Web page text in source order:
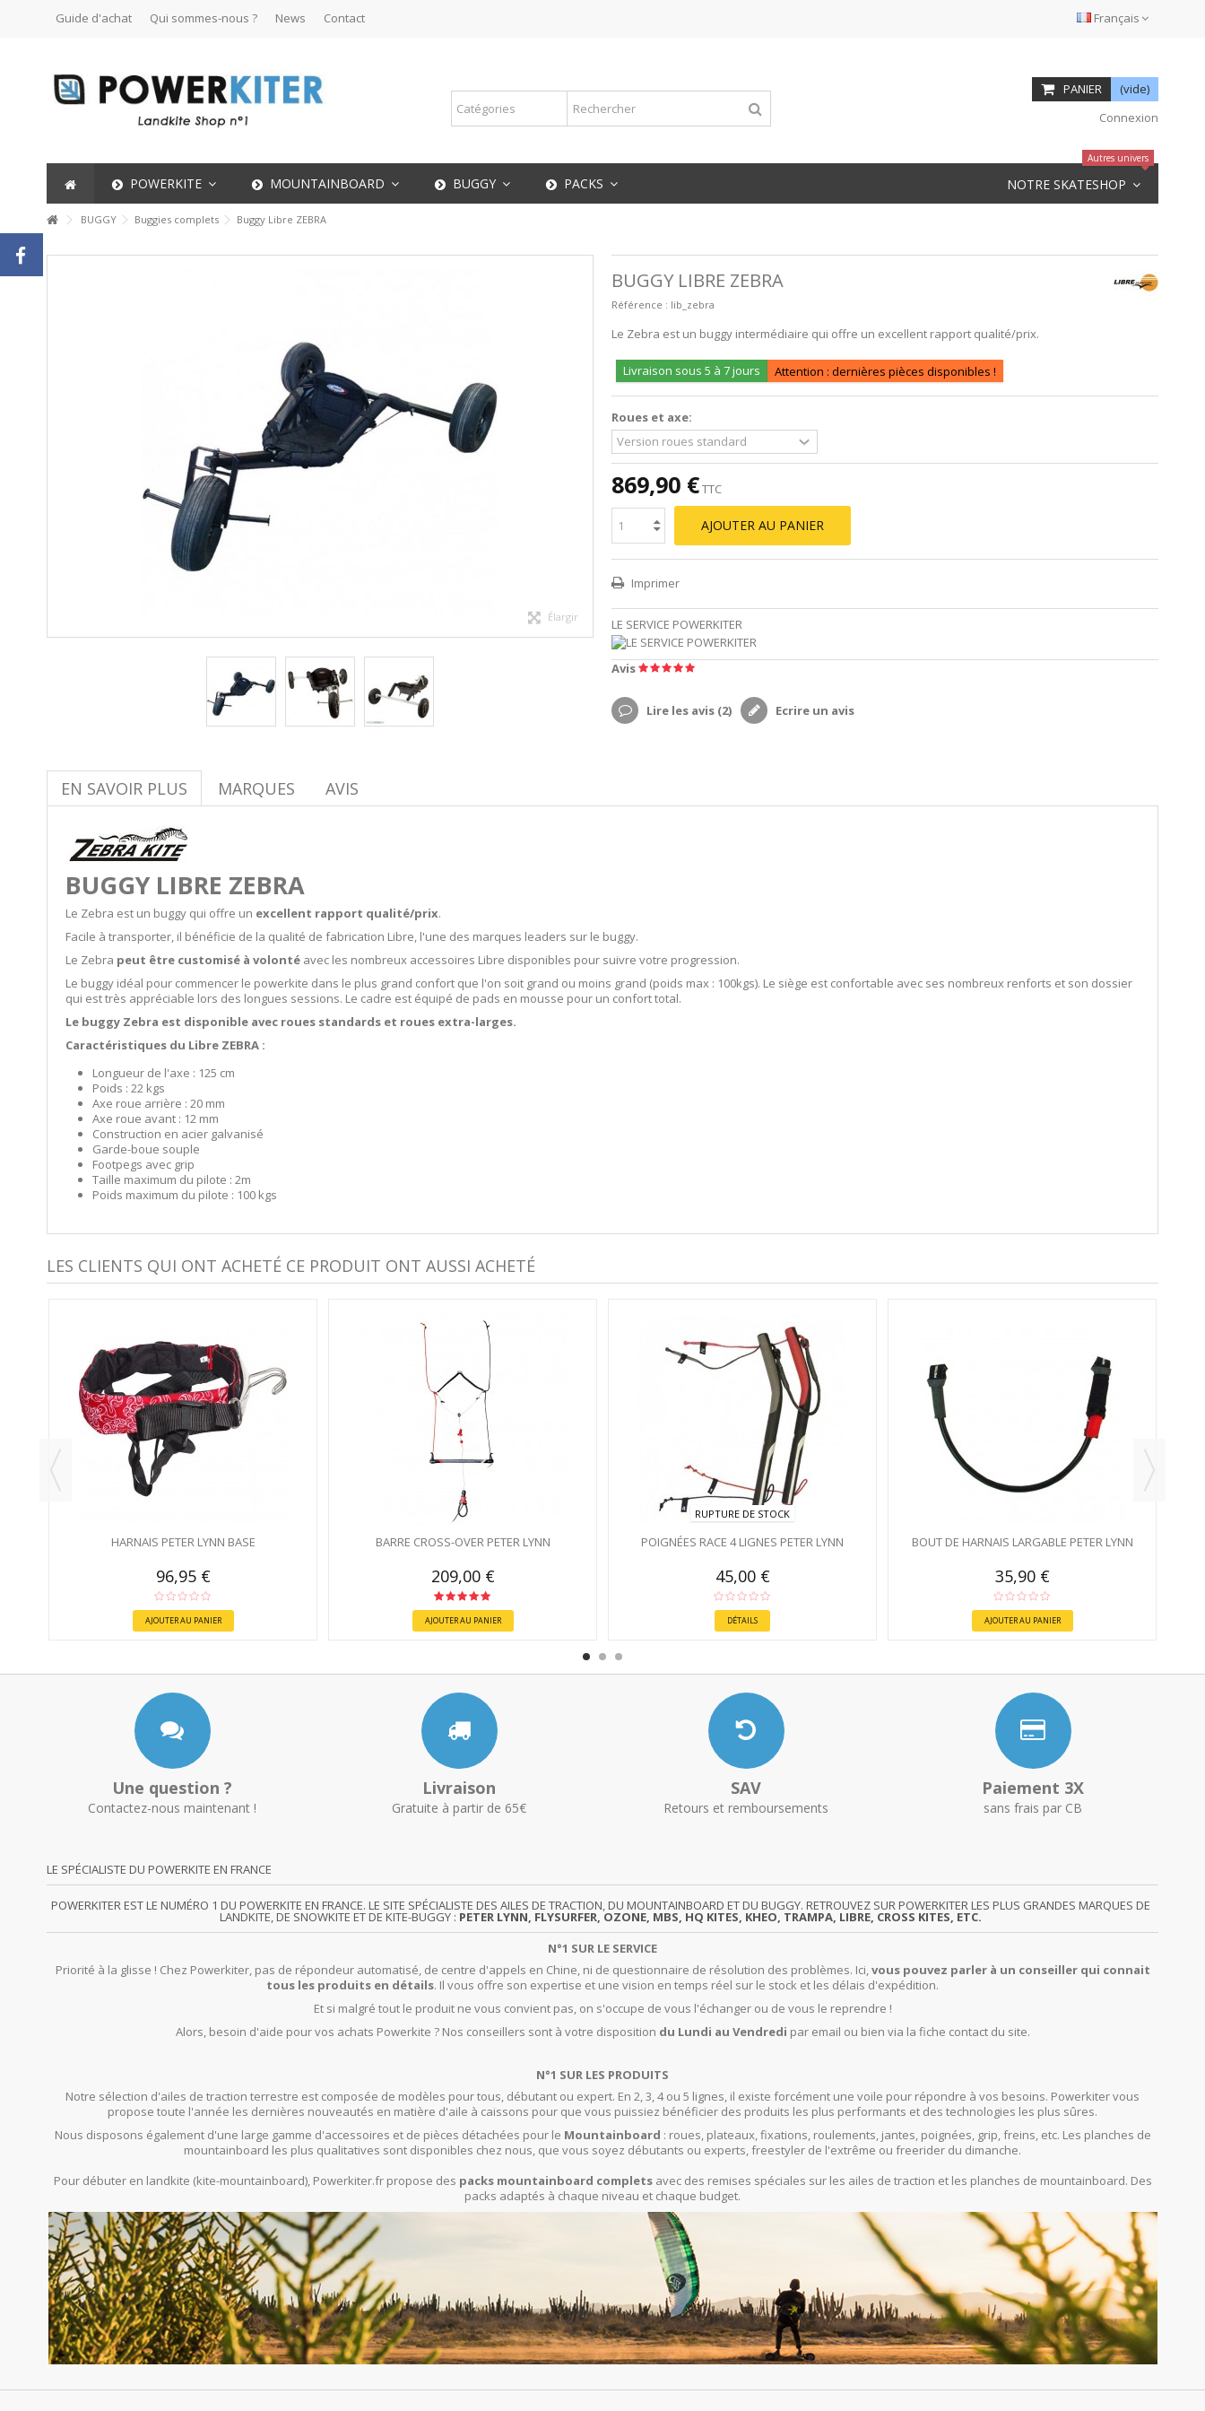
Français
Guide d'achat Qui sommes-nous ? News Contact
PANIER
(vide)
Connexion
POWERKITE MOUNTAINBOARD BUGGY PACKS NOTRE SKATESHOP
Autres univers
BUGGY Buggies complets Buggy Libre ZEBRA
Élargir
BUGGY LIBRE ZEBRA
Référence : lib_zebra
Le Zebra est un buggy intermédiaire qui offre un excellent rapport qualité/prix.
Livraison sous 5 à 7 jours Attention : dernières pièces disponibles !
Roues et axe:
869,90 €TTC
AJOUTER AU PANIER
Imprimer
LE SERVICE POWERKITER
Avis
Lire les avis (2) Ecrire un avis
EN SAVOIR PLUS MARQUES AVIS
BUGGY LIBRE ZEBRA
Le Zebra est un buggy qui offre un excellent rapport qualité/prix.
Facile à transporter, il bénéficie de la qualité de fabrication Libre, l'une des marques leaders sur le buggy.
Le Zebra peut être customisé à volonté avec les nombreux accessoires Libre disponibles pour suivre votre progression.
Le buggy idéal pour commencer le powerkite dans le plus grand confort que l'on soit grand ou moins grand (poids max : 100kgs). Le siège est confortable avec ses nombreux renforts et son dossier
qui est très appréciable lors des longues sessions. Le cadre est équipé de pads en mousse pour un confort total.
Le buggy Zebra est disponible avec roues standards et roues extra-larges.
Caractéristiques du Libre ZEBRA :
Longueur de l'axe : 125 cm
Poids : 22 kgs
Axe roue arrière : 20 mm
Axe roue avant : 12 mm
Construction en acier galvanisé
Garde-boue souple
Footpegs avec grip
Taille maximum du pilote : 2m
Poids maximum du pilote : 100 kgs
LES CLIENTS QUI ONT ACHETÉ CE PRODUIT ONT AUSSI ACHETÉ
HARNAIS PETER LYNN BASE
96,95 €
AJOUTER AU PANIER
BARRE CROSS-OVER PETER LYNN
209,00 €
AJOUTER AU PANIER
RUPTURE DE STOCK
POIGNÉES RACE 4 LIGNES PETER LYNN
45,00 €
DÉTAILS
BOUT DE HARNAIS LARGABLE PETER LYNN
35,90 €
AJOUTER AU PANIER
Une question ?
Contactez-nous maintenant !
Livraison
Gratuite à partir de 65€
SAV
Retours et remboursements
Paiement 3X
sans frais par CB
LE SPÉCIALISTE DU POWERKITE EN FRANCE
POWERKITER EST LE NUMÉRO 1 DU POWERKITE EN FRANCE. LE SITE SPÉCIALISTE DES AILES DE TRACTION, DU MOUNTAINBOARD ET DU BUGGY. RETROUVEZ SUR POWERKITER LES PLUS GRANDES MARQUES DE
LANDKITE, DE SNOWKITE ET DE KITE-BUGGY : PETER LYNN, FLYSURFER, OZONE, MBS, HQ KITES, KHEO, TRAMPA, LIBRE, CROSS KITES, ETC.
N°1 SUR LE SERVICE
Priorité à la glisse ! Chez Powerkiter, pas de répondeur automatisé, de centre d'appels en Chine, ni de questionnaire de résolution des problèmes. Ici,vous pouvez parler à un conseiller qui connait
tous les produits en détails. Il vous offre son expertise et une vision en temps réel sur le stock et les délais d'expédition.
Et si malgré tout le produit ne vous convient pas, on s'occupe de vous l'échanger ou de vous le reprendre !
Alors, besoin d'aide pour vos achats Powerkite ? Nos conseillers sont à votre disposition du Lundi au Vendredi par email ou bien via la fiche contact du site.
N°1 SUR LES PRODUITS
Notre sélection d'ailes de traction terrestre est composée de modèles pour tous, débutant ou expert. En 2, 3, 4 ou 5 lignes, il existe forcément une voile pour répondre à vos besoins. Powerkiter vous
propose toute l'année les dernières nouveautés en matière d'aile à caissons pour que vous puissiez bénéficier des produits les plus performants et des technologies les plus sûres.
Nous disposons également d'une large gamme d'accessoires et de pièces détachées pour le Mountainboard : roues, plateaux, fixations, roulements, jantes, poignées, grip, freins, etc. Les planches de
mountainboard les plus qualitatives sont disponibles chez nous, que vous soyez débutants ou experts, freestyler de l'extrême ou freerider du dimanche.
Pour débuter en landkite (kite-mountainboard), Powerkiter.fr propose des packs mountainboard completsavec des remises spéciales sur les ailes de traction et les planches de mountainboard. Des
packs adaptés à chaque niveau et chaque budget.